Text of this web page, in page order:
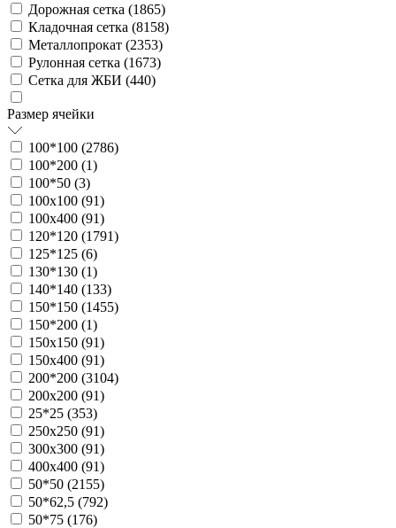
Дорожная сетка (1865)
Кладочная сетка (8158)
Металлопрокат (2353)
Рулонная сетка (1673)
Сетка для ЖБИ (440)
Размер ячейки
100*100 (2786)
100*200 (1)
100*50 (3)
100х100 (91)
100х400 (91)
120*120 (1791)
125*125 (6)
130*130 (1)
140*140 (133)
150*150 (1455)
150*200 (1)
150х150 (91)
150х400 (91)
200*200 (3104)
200х200 (91)
25*25 (353)
250х250 (91)
300х300 (91)
400х400 (91)
50*50 (2155)
50*62,5 (792)
50*75 (176)